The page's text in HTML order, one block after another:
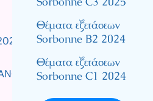
Θέματα εξετάσεων
Sorbonne B2 2024
Θέματα εξετάσεων
Sorbonne C1 2024